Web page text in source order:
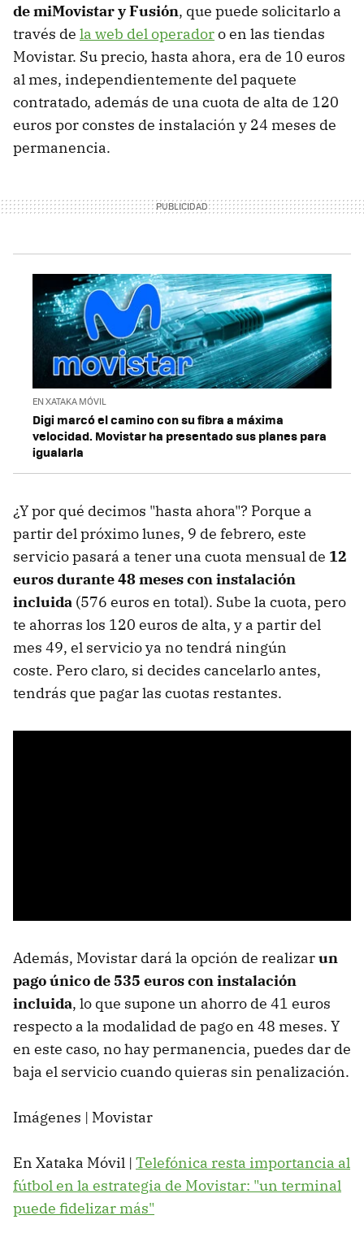
demiMovistar y Fusión, que puede solicitarlo a
través de la web del operadoro en las tiendas
Movistar. Su precio, hasta ahora, era de 10 euros
al mes, independientemente del paquete
contratado, además de una cuota de alta de 120
euros por constes de instalación y 24 meses de
permanencia.
EN XATAKA MÓVIL
Digi marcó el camino con su fibra a máxima
velocidad. Movistar ha presentado sus planes para
igualarla
¿Y por qué decimos "hasta ahora"? Porque a
partir del próximo lunes, 9 de febrero, este
servicio pasará a tener una cuota mensual de 12
euros durante 48 meses con instalación
incluida (576 euros en total). Sube la cuota, pero
te ahorras los 120 euros de alta, y a partir del
mes 49, el servicio ya no tendrá ningún
coste. Pero claro, si decides cancelarlo antes,
tendrás que pagar las cuotas restantes.
Además, Movistar dará la opción de realizarun
pago único de 535 euros con instalación
incluida, lo que supone un ahorro de 41 euros
respecto a la modalidad de pago en 48 meses. Y
en este caso, no hay permanencia, puedes dar de
baja el servicio cuando quieras sin penalización.
Imágenes | Movistar
En Xataka Móvil | Telefónica resta importancia al
fútbol en la estrategia de Movistar: "un terminal
puede fidelizar más"